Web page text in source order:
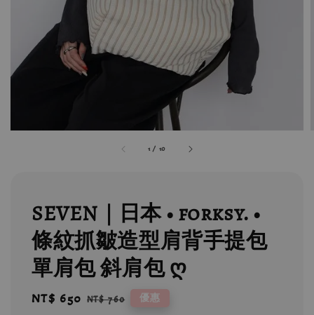
1 / 10
SEVEN｜日本 • forksy. •
條紋抓皺造型肩背手提包
單肩包 斜肩包 ღ
Sale
NT$ 650 Regular
NT$ 760 優惠